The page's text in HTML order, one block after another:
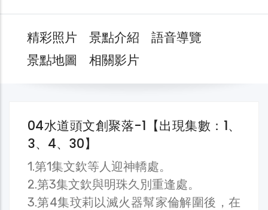
精彩照片 景點介紹
語音導覽
景點地圖
相關影片
04水道頭文創聚落-1【出現集數：1、
3、4、30】
1.第1集文欽等人迎神轎處。
2.第3集文欽與明珠久別重逢處。
3.第4集玟莉以滅火器幫家倫解圍後，在